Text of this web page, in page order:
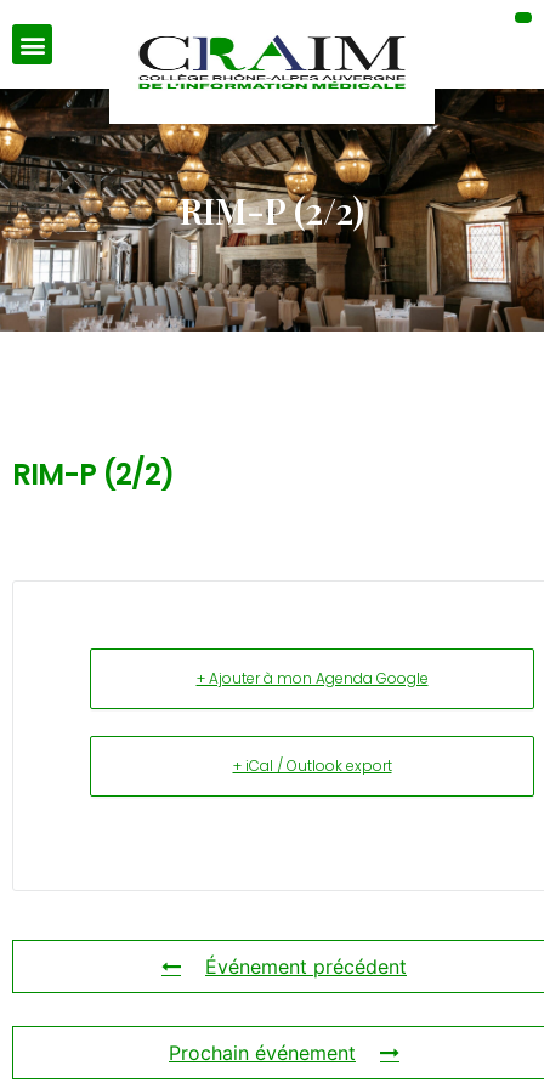
RIM-P (2/2)
RIM-P (2/2)
+ Ajouter à mon Agenda Google
+ iCal / Outlook export
Événement précédent
Prochain événement